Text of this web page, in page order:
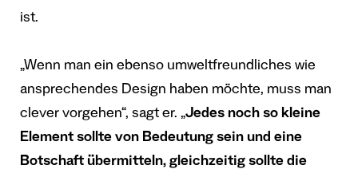
ist.
„Wenn man ein ebenso umweltfreundliches wie
ansprechendes Design haben möchte, muss man
clever vorgehen“, sagt er. „Jedes noch so kleine
Element sollte von Bedeutung sein und eine
Botschaft übermitteln, gleichzeitig sollte die